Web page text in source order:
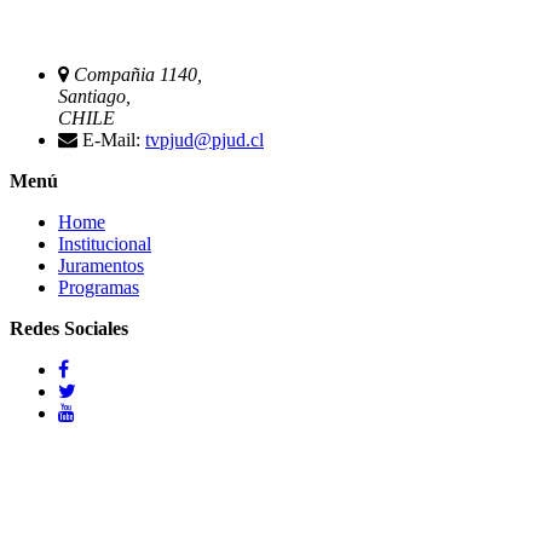
Compañia 1140,
Santiago,
CHILE
E-Mail: tvpjud@pjud.cl
Menú
Home
Institucional
Juramentos
Programas
Redes Sociales